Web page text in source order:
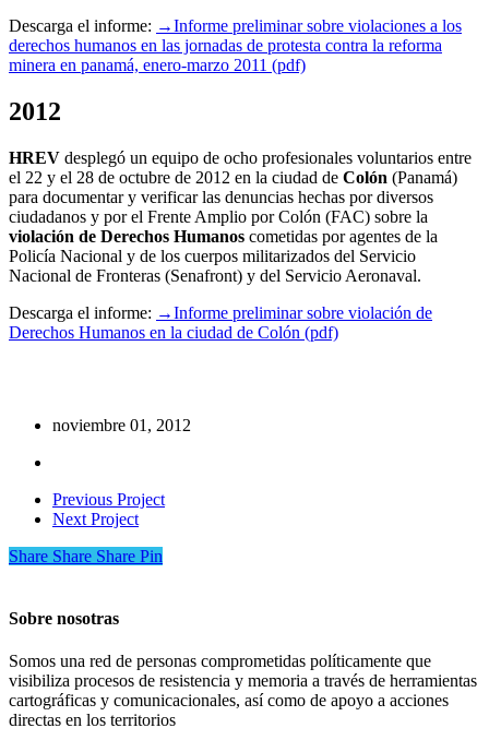
Descarga el informe: →Informe preliminar sobre violaciones a los
derechos humanos en las jornadas de protesta contra la reforma
minera en panamá, enero-marzo 2011 (pdf)
2012
HREV desplegó un equipo de ocho profesionales voluntarios entre
el 22 y el 28 de octubre de 2012 en la ciudad de Colón (Panamá)
para documentar y verificar las denuncias hechas por diversos
ciudadanos y por el Frente Amplio por Colón (FAC) sobre la
violación de Derechos Humanos cometidas por agentes de la
Policía Nacional y de los cuerpos militarizados del Servicio
Nacional de Fronteras (Senafront) y del Servicio Aeronaval.
Descarga el informe: →Informe preliminar sobre violación de
Derechos Humanos en la ciudad de Colón (pdf)
noviembre 01, 2012
Previous Project
Next Project
Share
Share Share Share Pin
Sobre nosotras
Somos una red de personas comprometidas políticamente que
visibiliza procesos de resistencia y memoria a través de herramientas
cartográficas y comunicacionales, así como de apoyo a acciones
directas en los territorios